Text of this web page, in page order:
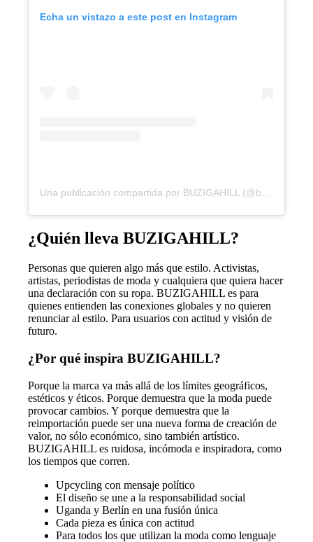
Echa un vistazo a este post en Instagram
Una publicación compartida por BUZIGAHILL (@buzigahill.official)
¿Quién lleva BUZIGAHILL?
Personas que quieren algo más que estilo. Activistas,
artistas, periodistas de moda y cualquiera que quiera hacer
una declaración con su ropa. BUZIGAHILL es para
quienes entienden las conexiones globales y no quieren
renunciar al estilo. Para usuarios con actitud y visión de
futuro.
¿Por qué inspira BUZIGAHILL?
Porque la marca va más allá de los límites geográficos,
estéticos y éticos. Porque demuestra que la moda puede
provocar cambios. Y porque demuestra que la
reimportación puede ser una nueva forma de creación de
valor, no sólo económico, sino también artístico.
BUZIGAHILL es ruidosa, incómoda e inspiradora, como
los tiempos que corren.
Upcycling con mensaje político
El diseño se une a la responsabilidad social
Uganda y Berlín en una fusión única
Cada pieza es única con actitud
Para todos los que utilizan la moda como lenguaje